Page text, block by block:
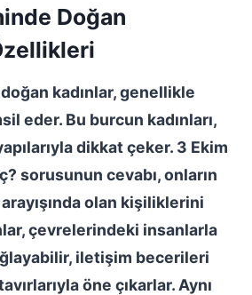
Doğan
kadınlar, genellikle
eder. Bu burcun kadınları,
dikkat çeker. 3 Ekim
sorusunun cevabı, onların
olan kişiliklerini
çevrelerindeki insanlarla
iletişim becerileri
öne çıkarlar. Aynı